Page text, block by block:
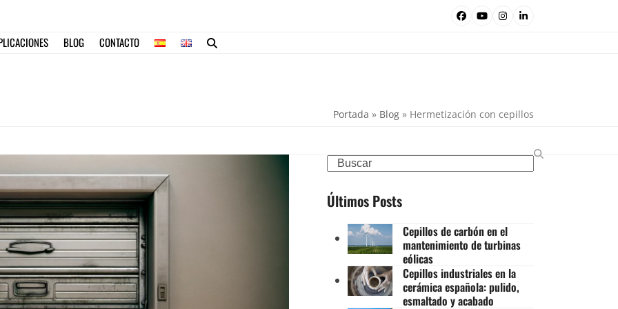
Facebook
YouTubeInstagram
LinkedIn
BLOG CONTACTO
Portada » Blog » Hermetización con cepillos
Search
Últimos Posts
Cepillos de carbón en el
mantenimiento de turbinas
eólicas
Cepillos industriales en la
cerámica española: pulido,
esmaltado y acabado